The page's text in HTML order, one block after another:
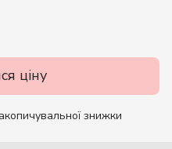
ціну
знижки